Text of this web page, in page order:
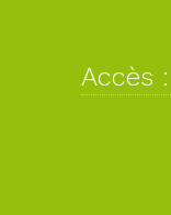
Accès :